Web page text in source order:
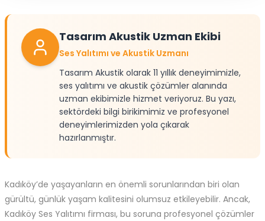
Tasarım Akustik Uzman Ekibi
Ses Yalıtımı ve Akustik Uzmanı
Tasarım Akustik olarak 11 yıllık deneyimimizle,
ses yalıtımı ve akustik çözümler alanında
uzman ekibimizle hizmet veriyoruz. Bu yazı,
sektördeki bilgi birikimimiz ve profesyonel
deneyimlerimizden yola çıkarak
hazırlanmıştır.
Kadıköy’de yaşayanların en önemli sorunlarından biri olan
gürültü, günlük yaşam kalitesini olumsuz etkileyebilir. Ancak,
Kadıköy Ses Yalıtımı firması, bu soruna profesyonel çözümler